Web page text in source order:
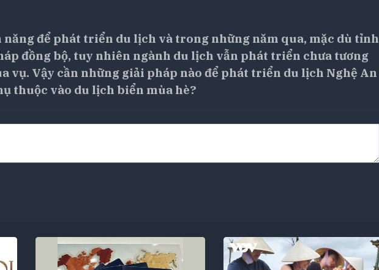
để phát triển du lịch và trong những năm qua, mặc dù tỉnh
đồng bộ, tuy nhiên ngành du lịch vẫn phát triển chưa tương
vụ. Vậy cần những giải pháp nào để phát triển du lịch Nghệ An
thuộc vào du lịch biển mùa hè?